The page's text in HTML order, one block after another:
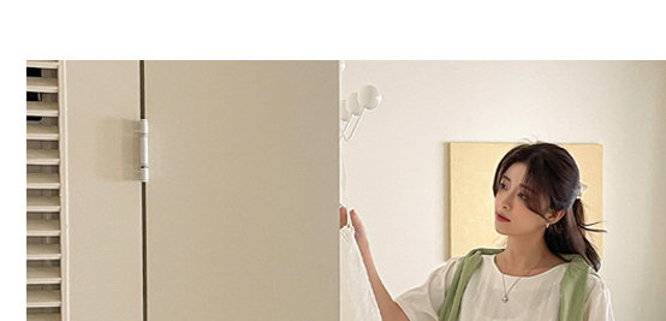
라벨디
오늘발송
세일50-80%
1+1세일
블라우스/니트
티/나시
아우터
임산부하의
레깅스/스타킹
특가상품
홈웨어
수영복
언더웨어
앱특가